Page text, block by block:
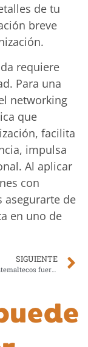
de tu
breve
requiere
Para una
networking
que
facilita
impulsa
Al aplicar
con
asegurarte de
en uno de
SIGUIENTE
Tres chefs guatemaltecos fueron nominados en The Best Chef Awards en Dubai 2024